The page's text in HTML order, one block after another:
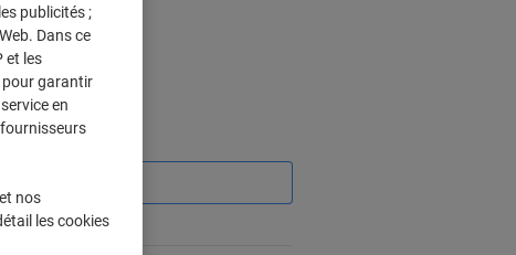
2 Paquets
-11%
publicités ;
Dans ce
et les
pour garantir
en
nos
les cookies